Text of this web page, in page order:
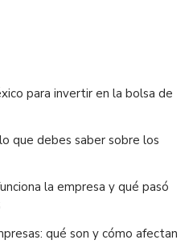
para invertir en la bolsa de
que debes saber sobre los
la empresa y qué pasó
qué son y cómo afectan